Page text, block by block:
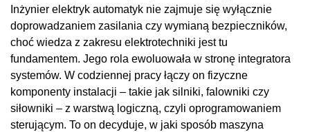
Inżynier elektryk automatyk nie zajmuje się wyłącznie
doprowadzaniem zasilania czy wymianą bezpieczników,
choć wiedza z zakresu elektrotechniki jest tu
fundamentem. Jego rola ewoluowała w stronę integratora
systemów. W codziennej pracy łączy on fizyczne
komponenty instalacji – takie jak silniki, falowniki czy
siłowniki – z warstwą logiczną, czyli oprogramowaniem
sterującym. To on decyduje, w jaki sposób maszyna